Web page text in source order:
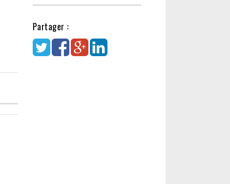
Partager :